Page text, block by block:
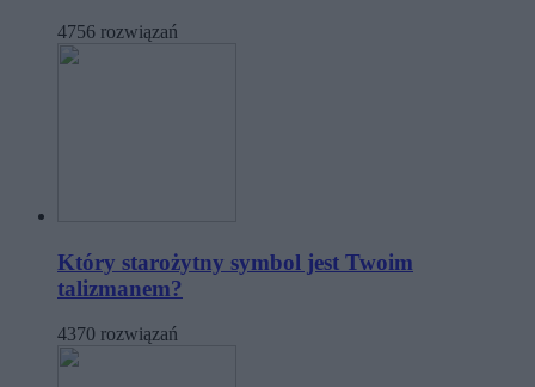
4756 rozwiązań
Który starożytny symbol jest Twoim
talizmanem?
4370 rozwiązań